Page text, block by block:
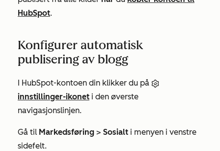
HubSpot.
Konfigurer automatisk
publisering av blogg
I HubSpot-kontoen din klikker du på
innstillinger-ikonet i den øverste
navigasjonslinjen.
Gå til Markedsføring > Sosialt i menyen i venstre
sidefelt.